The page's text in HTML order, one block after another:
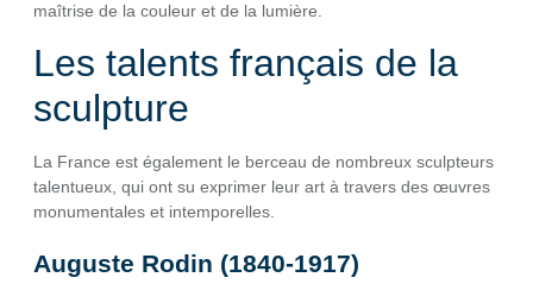
maîtrise de la couleur et de la lumière.
Les talents français de la
sculpture
La France est également le berceau de nombreux sculpteurs
talentueux, qui ont su exprimer leur art à travers des œuvres
monumentales et intemporelles.
Auguste Rodin (1840-1917)